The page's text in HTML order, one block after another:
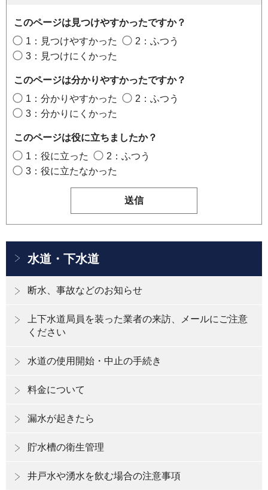
このページは見つけやすかったですか？
1：見つけやすかった
2：ふつう
3：見つけにくかった
このページは分かりやすかったですか？
1：分かりやすかった
2：ふつう
3：分かりにくかった
このページは役に立ちましたか？
1：役に立った
2：ふつう
3：役に立たなかった
水道・下水道
断水、事故などのお知らせ
上下水道局員を装った業者の来訪、メールにご注意
ください
水道の使用開始・中止の手続き
料金について
漏水が起きたら
貯水槽の衛生管理
井戸水や湧水を飲む場合の注意事項